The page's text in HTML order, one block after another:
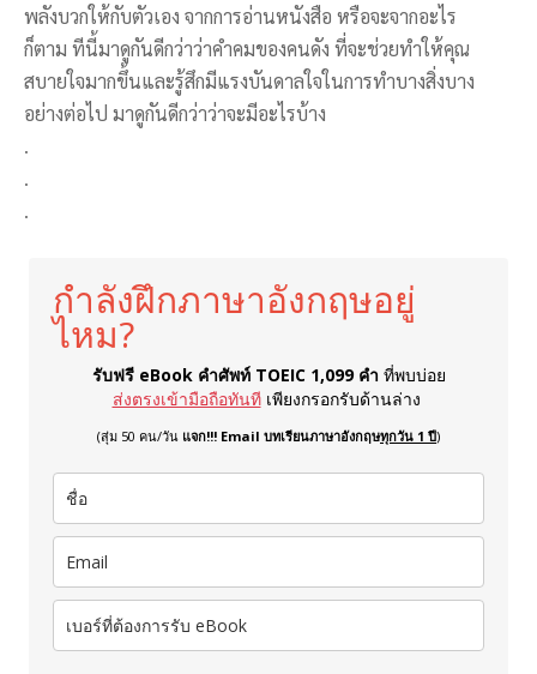
พลังบวกให้กับตัวเอง จากการอ่านหนังสือ หรือจะจากอะไร
ก็ตาม ทีนี้มาดูกันดีกว่าว่าคำคมของคนดัง ที่จะช่วยทำให้คุณ
สบายใจมากขึ้นและรู้สึกมีแรงบันดาลใจในการทำบางสิ่งบาง
อย่างต่อไป มาดูกันดีกว่าว่าจะมีอะไรบ้าง
.
.
.
กำลังฝึกภาษาอังกฤษอยู่
ไหม?
รับฟรี eBook คำศัพท์ TOEIC 1,099 คำ ที่พบบ่อย
ส่งตรงเข้ามือถือทันที เพียงกรอกรับด้านล่าง
(สุ่ม 50 คน/วัน แจก!!! Email บทเรียนภาษาอังกฤษทุกวัน 1 ปี)